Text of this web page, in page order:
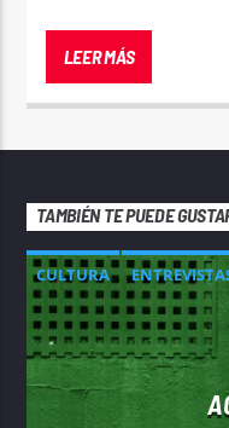
LEER MÁS
TAMBIÉN TE PUEDE
CULTURA